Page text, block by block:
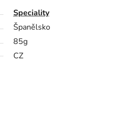
Speciality
Španělsko
85g
CZ